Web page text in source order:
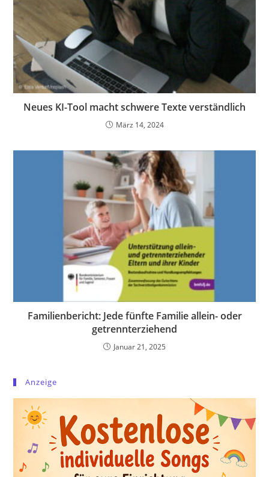
Neues KI-Tool macht schwere Texte verständlich
März 14, 2024
Familienbericht: Jede fünfte Familie allein- oder
getrennterziehend
Januar 21, 2025
Anzeige